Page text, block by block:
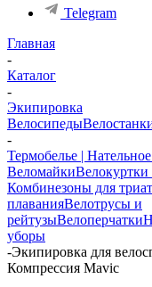
Telegram
Главная
-
Каталог
-
Экипировка
Велосипеды
-
Термобелье |
Веломайки
Комбинезоны для
плаванияВелотрусы и
рейтузыВелоперчатки
уборы
-Экипировка для
Компрессия Mavic